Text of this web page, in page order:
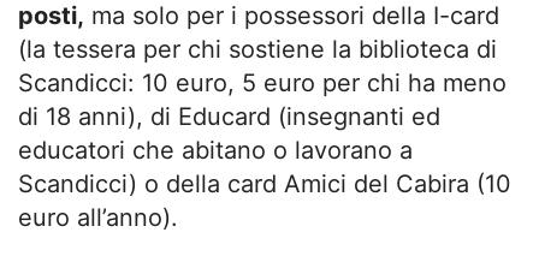
posti, ma solo per i possessori della I-card
(la tessera per chi sostiene la biblioteca di
Scandicci: 10 euro, 5 euro per chi ha meno
di 18 anni), di Educard (insegnanti ed
educatori che abitano o lavorano a
Scandicci) o della card Amici del Cabira (10
euro all’anno).